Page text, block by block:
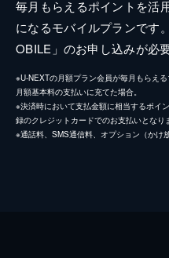
毎月もらえるポイントを活
になるモバイルプランです
OBILE」のお申し込みが必
※U-NEXTの月額プラン会員が毎月もらえ
月額基本料の支払いに充てた場合。
※決済時において支払金額に相当するポイ
録のクレジットカードでのお支払いとなり
※通話料、SMS通信料、オプション（かけ